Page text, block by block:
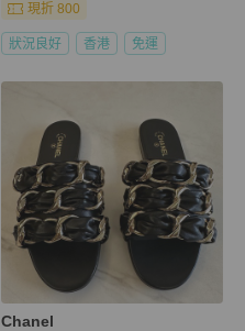
現折 800
狀況良好 香港 免運
Chanel